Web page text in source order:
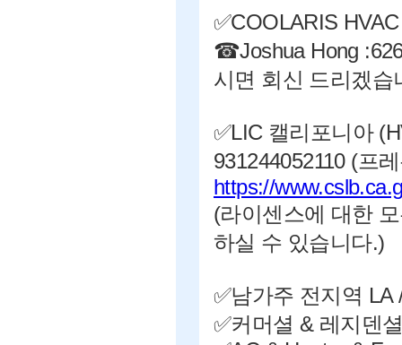
✅COOLARIS
☎Joshua Hong
시면 회신 드리겠습
✅LIC 캘리포니아
931244052110 (프
https://
(라이센스에 대한
하실 수 있습니다.)
✅남가주 전지역
✅커머셜 & 레지덴